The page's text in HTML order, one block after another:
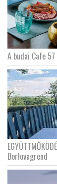
A budai Cafe
Borlovagrend